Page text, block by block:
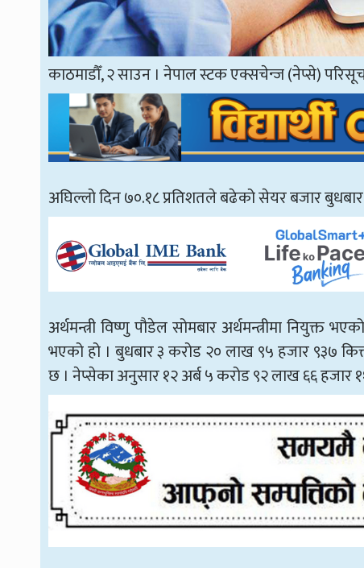
काठमाडौँ, २ साउन । नेपाल स्टक एक्सचेन्ज (नेप्से)
अघिल्लो दिन ७०.१८ प्रतिशतले बढेको सेयर बजार
अर्थमन्त्री विष्णु पौडेल सोमबार अर्थमन्त्रीमा नियुक्त
भएको हो । बुधबार ३ करोड २० लाख ९५ हजार ९३७
छ । नेप्सेका अनुसार १२ अर्ब ५ करोड ९२ लाख ६६ हजार